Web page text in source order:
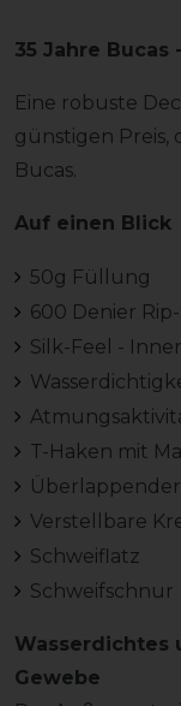
35 Jahre
Eine robuste
günstigen Preis,
Bucas.
Auf einen Blick
50g Füllung
600 Denier
Silk-Feel -
T-Haken mit
Verstellbare
Schweiflatz
Schweifschnur
Wasserdichtes
Gewebe